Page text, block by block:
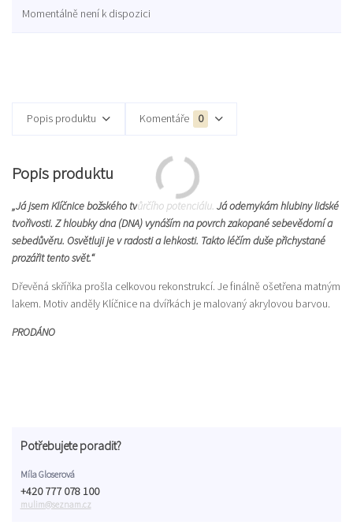
Momentálně není k dispozici
Popis produktu Komentáře 0
Popis produktu
„Já jsem Klíčnice božského tvůrčího potenciálu. Já odemykám hlubiny lidské
tvořivosti. Z hloubky dna (DNA) vynáším na povrch zakopané sebevědomí a
sebedůvěru. Osvětluji je v radosti a lehkosti. Takto léčím duše přichystané
prozářit tento svět.“
Dřevěná skříňka prošla celkovou rekonstrukcí. Je finálně ošetřena matným
lakem. Motiv anděly Klíčnice na dvířkách je malovaný akrylovou barvou.
PRODÁNO
Potřebujete poradit?
Míla Gloserová
+420 777 078 100
mulim@seznam.cz